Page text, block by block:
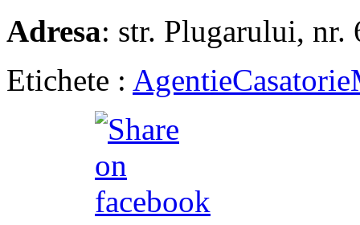
Adresa: str. Plugarului, nr.
Etichete : AgentieCasatorie